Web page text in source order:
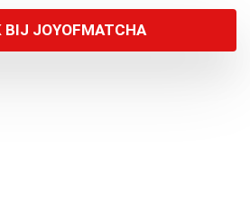
BIJ JOYOFMATCHA